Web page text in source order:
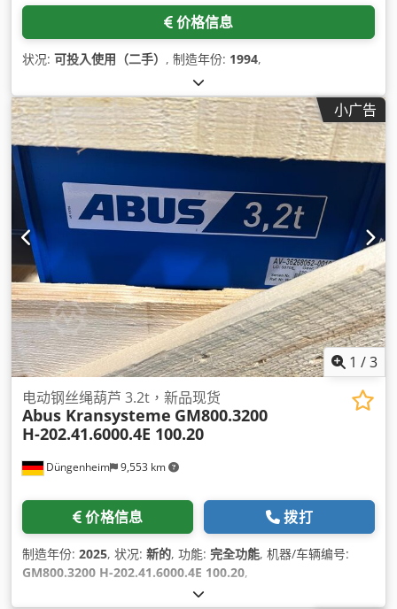
价格信息
状况: 可投入使用（二手） , 制造年份: 1994,
小广告
1 /3
Düngenheim 9,553 km
电动钢丝绳葫芦 3.2t，新品现货
Abus Kransysteme GM800.3200
H-202.41.6000.4E 100.20
价格信息 拨打
制造年份: 2025, 状况: 新的, 功能: 完全功能, 机器/车辆编号:
GM800.3200 H-202.41.6000.4E 100.20,